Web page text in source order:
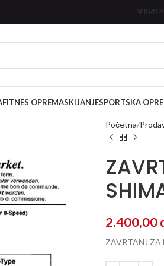
SERVIS
FITNES OPREMASKIJANJESPORTSKA
Početna
2.400,00
ZAVRTANJ ZA